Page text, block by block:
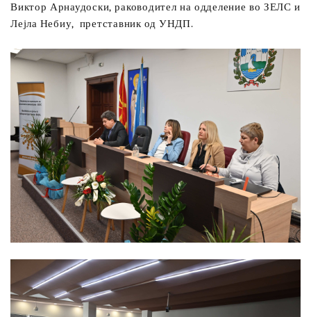
Виктор Арнаудоски, раководител на одделение во ЗЕЛС и
Лејла Небиу, претставник од УНДП.